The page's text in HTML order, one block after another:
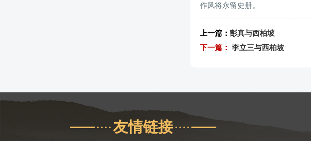
作风将永留史册。
上一篇： 彭真与西柏坡
下一篇： 李立三与西柏坡